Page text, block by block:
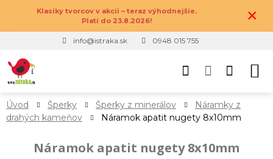
Klasiky tvorcov v akcii – teraz výhodnejšie.
Platí do 23.8.2026!
×
info@istraka.sk 0948 015 755
Úvod Šperky Šperky z minerálov
Náramky z
drahých kameňov
Náramok apatit nugety 8x10mm
Náramok apatit nugety 8x10mm